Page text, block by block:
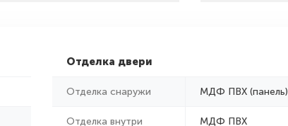
Отделка двери
Отделка снаружи МДФ ПВХ (панель)
Отделка внутри МДФ ПВХ